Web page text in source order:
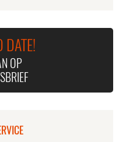
-
DATE!
OP